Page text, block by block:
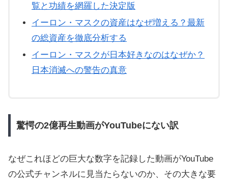
覧と功績を網羅した決定版
イーロン・マスクの資産はなぜ増える？最新
の総資産を徹底分析する
イーロン・マスクが日本好きなのはなぜか？
日本消滅への警告の真意
驚愕の2億再生動画がYouTubeにない訳
なぜこれほどの巨大な数字を記録した動画がYouTube
の公式チャンネルに見当たらないのか、その大きな要